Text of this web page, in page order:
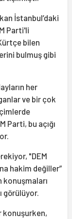
İstanbul’daki
Parti'li
bilen
bulmuş gibi
her
ve bir çok
Parti, bu açığı
"DEM
hakim değiller”
konuşmaları
görülüyor.
konuşurken,